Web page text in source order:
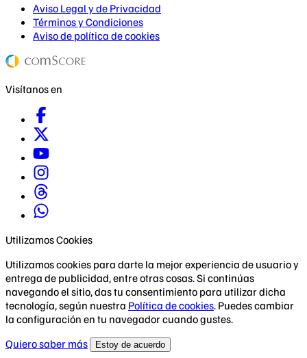
Aviso Legal y de Privacidad
Términos y Condiciones
Aviso de política de cookies
Visítanos en
Utilizamos Cookies
Utilizamos cookies para darte la mejor experiencia de usuario y
entrega de publicidad, entre otras cosas. Si continúas
navegando el sitio, das tu consentimiento para utilizar dicha
tecnología, según nuestra Política de cookies. Puedes cambiar
la configuración en tu navegador cuando gustes.
Quiero saber más
Estoy de acuerdo